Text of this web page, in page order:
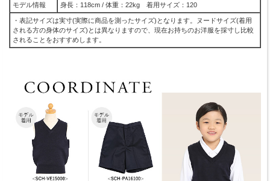
モデル情報 身長：118cm / 体重：22kg 着用サイズ：120
・表記サイズは実寸(実際に商品を測ったサイズ)となります。ヌードサイズ(着用
される方の身体のサイズ)とは異なりますので、現在お持ちのお洋服を採寸し比較
されることをおすすめします。